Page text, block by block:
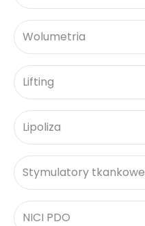
Wolumetria
Lifting
Lipoliza
Stymulatory tkankowe
NICI PDO